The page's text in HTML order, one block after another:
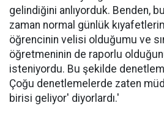
gelindiğini anlıyorduk. Benden,
zaman normal günlük
öğrencinin velisi olduğumu ve
öğretmeninin de raporlu
isteniyordu. Bu şekilde
Çoğu denetlemelerde zaten
birisi geliyor' diyorlardı.'